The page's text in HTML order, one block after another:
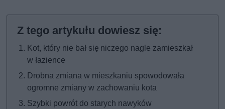
Kot, który nie bał się niczego nagle zamieszkał
w łazience
Drobna zmiana w mieszkaniu spowodowała
ogromne zmiany w zachowaniu kota
Szybki powrót do starych nawyków